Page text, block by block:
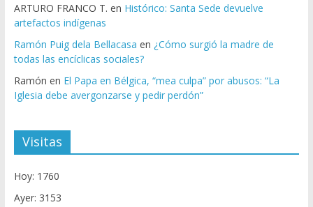
ARTURO FRANCO T. en Histórico: Santa Sede devuelve
artefactos indígenas
Ramón Puig dela Bellacasa en ¿Cómo surgió la madre de
todas las encíclicas sociales?
Ramón en El Papa en Bélgica, “mea culpa” por abusos: “La
Iglesia debe avergonzarse y pedir perdón”
Visitas
Hoy: 1760
Ayer: 3153